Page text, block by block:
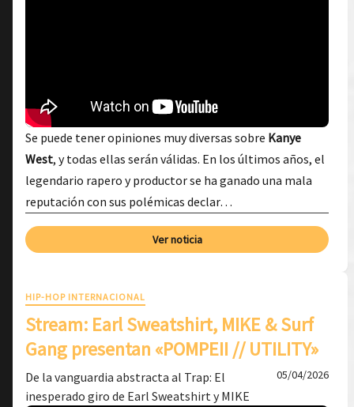
Se puede tener opiniones muy diversas sobre Kanye
West, y todas ellas serán válidas. En los últimos años, el
legendario rapero y productor se ha ganado una mala
reputación con sus polémicas declar…
Ver noticia
HIP-HOP INTERNACIONAL
Stream: Earl Sweatshirt, MIKE & Surf
Gang presentan «POMPEII // UTILITY»
De la vanguardia abstracta al Trap: El
inesperado giro de Earl Sweatshirt y MIKE
05/04/2026